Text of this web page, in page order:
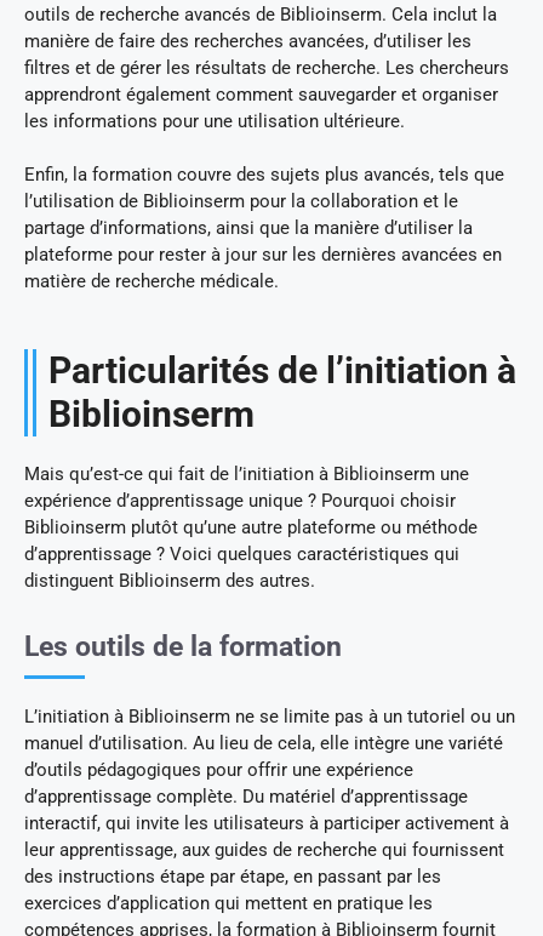
outils de recherche avancés de Biblioinserm. Cela inclut la
manière de faire des recherches avancées, d’utiliser les
filtres et de gérer les résultats de recherche. Les chercheurs
apprendront également comment sauvegarder et organiser
les informations pour une utilisation ultérieure.
Enfin, la formation couvre des sujets plus avancés, tels que
l’utilisation de Biblioinserm pour la collaboration et le
partage d’informations, ainsi que la manière d’utiliser la
plateforme pour rester à jour sur les dernières avancées en
matière de recherche médicale.
Particularités de l’initiation à
Biblioinserm
Mais qu’est-ce qui fait de l’initiation à Biblioinserm une
expérience d’apprentissage unique ? Pourquoi choisir
Biblioinserm plutôt qu’une autre plateforme ou méthode
d’apprentissage ? Voici quelques caractéristiques qui
distinguent Biblioinserm des autres.
Les outils de la formation
L’initiation à Biblioinserm ne se limite pas à un tutoriel ou un
manuel d’utilisation. Au lieu de cela, elle intègre une variété
d’outils pédagogiques pour offrir une expérience
d’apprentissage complète. Du matériel d’apprentissage
interactif, qui invite les utilisateurs à participer activement à
leur apprentissage, aux guides de recherche qui fournissent
des instructions étape par étape, en passant par les
exercices d’application qui mettent en pratique les
compétences apprises, la formation à Biblioinserm fournit